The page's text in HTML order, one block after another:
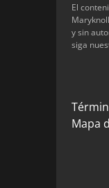
El
y sin
siga
Mapa